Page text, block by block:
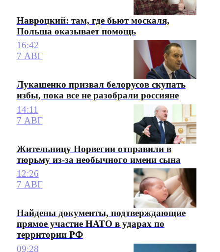
Навроцкий: там, где бьют москаля,
Польша оказывает помощь
16:42
7 АВГ
Лукашенко призвал белорусов скупать
избы, пока все не разобрали россияне
14:11
7 АВГ
Жительницу Норвегии отправили в
тюрьму из-за необычного имени сына
12:26
7 АВГ
Найдены документы, подтверждающие
прямое участие НАТО в ударах по
территории РФ
09:28